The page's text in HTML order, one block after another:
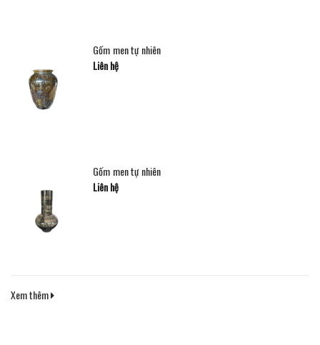
Gốm men tự nhiên
Liên hệ
Gốm men tự nhiên
Liên hệ
Xem thêm